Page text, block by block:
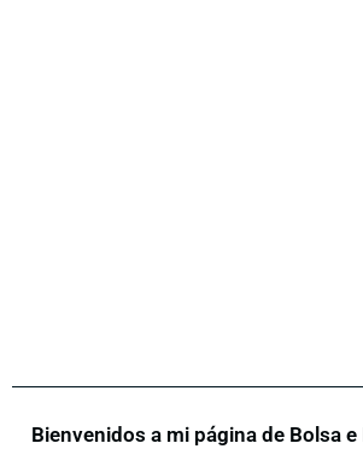
Bienvenidos a mi página de Bolsa